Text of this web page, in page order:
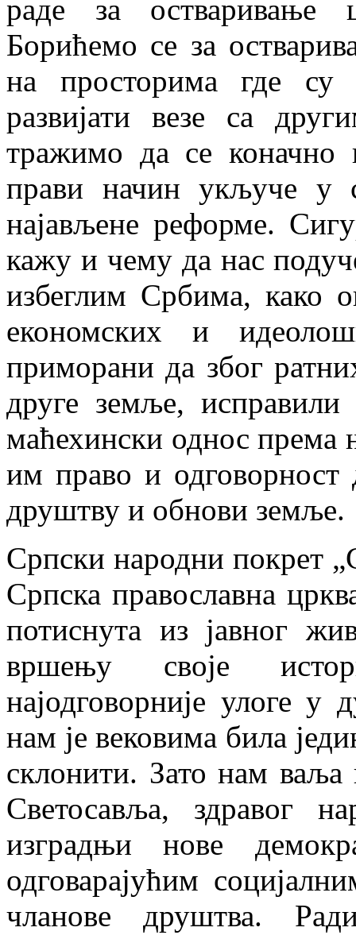
раде за остваривање
Борићемо се за
на просторима где су
развијати везе са
тражимо да се
прави начин укључе у
најављене реформе.
кажу и чему да нас
избеглим Србима, како
економских и
приморани да због
друге земље,
маћехински однос према
им право и
друштву и обнови земље.
Српски народни покрет
Српска православна
потиснута из јавног
вршењу своје
најодговорније улоге
нам је вековима била
склонити. Зато нам
Светосавља, здравог
изградњи нове
одговарајућим
чланове друштва.